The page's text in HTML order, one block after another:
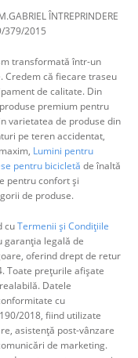
ÎNTREPRINDERE
379/2015
transformată într-un
Credem că fiecare traseu
de calitate. Din
premium pentru
varietatea de produse din
pe teren accidentat,
Lumini pentru
pentru bicicletă de înaltă
pentru confort și
de produse.
cuTermenii și Condițiile
garanția legală de
oferind drept de retur
Toate prețurile afișate
Datele
cu
2018, fiind utilizate
asistență post-vânzare
de marketing.